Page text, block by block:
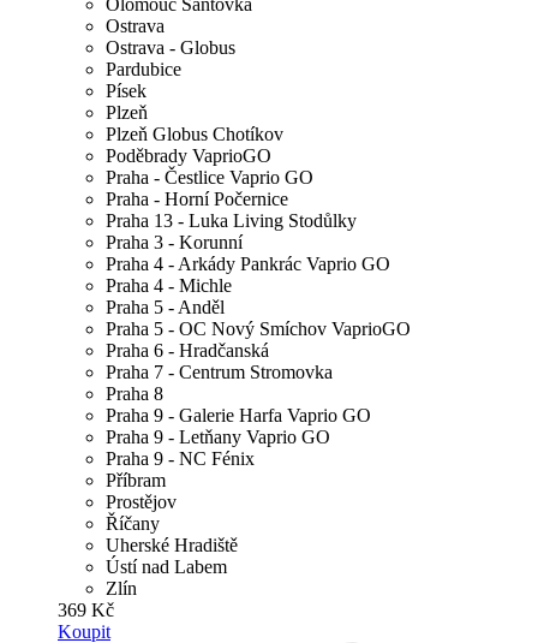
Ostrava
Ostrava - Globus
Pardubice
Písek
Plzeň
Plzeň Globus Chotíkov
Poděbrady VaprioGO
Praha - Čestlice Vaprio GO
Praha - Horní Počernice
Praha 13 - Luka Living Stodůlky
Praha 3 - Korunní
Praha 4 - Arkády Pankrác Vaprio GO
Praha 4 - Michle
Praha 5 - Anděl
Praha 5 - OC Nový Smíchov VaprioGO
Praha 6 - Hradčanská
Praha 7 - Centrum Stromovka
Praha 8
Praha 9 - Galerie Harfa Vaprio GO
Praha 9 - Letňany Vaprio GO
Praha 9 - NC Fénix
Příbram
Prostějov
Říčany
Uherské Hradiště
Ústí nad Labem
Zlín
369 Kč
Koupit